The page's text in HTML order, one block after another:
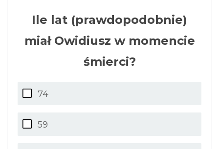
Ile lat (prawdopodobnie)
miał Owidiusz w momencie
śmierci?
74
59